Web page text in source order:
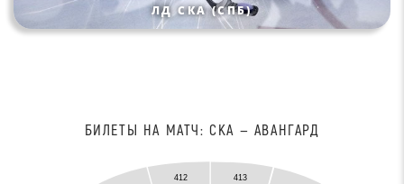
ЛД СКА (СПБ)
БИЛЕТЫ НА МАТЧ: СКА — АВАНГАРД
412
413